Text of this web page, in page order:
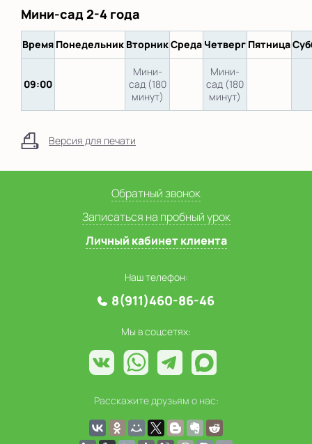
Мини-сад 2-4 года
Время Понедельник ВторникСреда Четверг Пятница
09:00
Мини-
сад (180
минут)
Мини-
сад (180
минут)
Версия для печати
Обратный звонок
Записаться на пробный урок
Личный кабинет клиента
Наш телефон:
8(911)460-86-46
Мы в соцсетях:
Расскажите друзьям о нас: